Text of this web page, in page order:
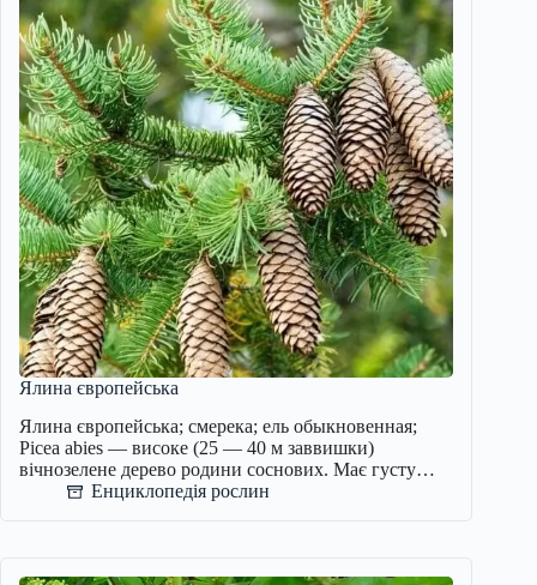
Ялина європейська
Ялина європейська; смерека; ель обыкновенная;
Picea abies — високе (25 — 40 м заввишки)
вічнозелене дерево родини соснових. Має густу…
Енциклопедія рослин